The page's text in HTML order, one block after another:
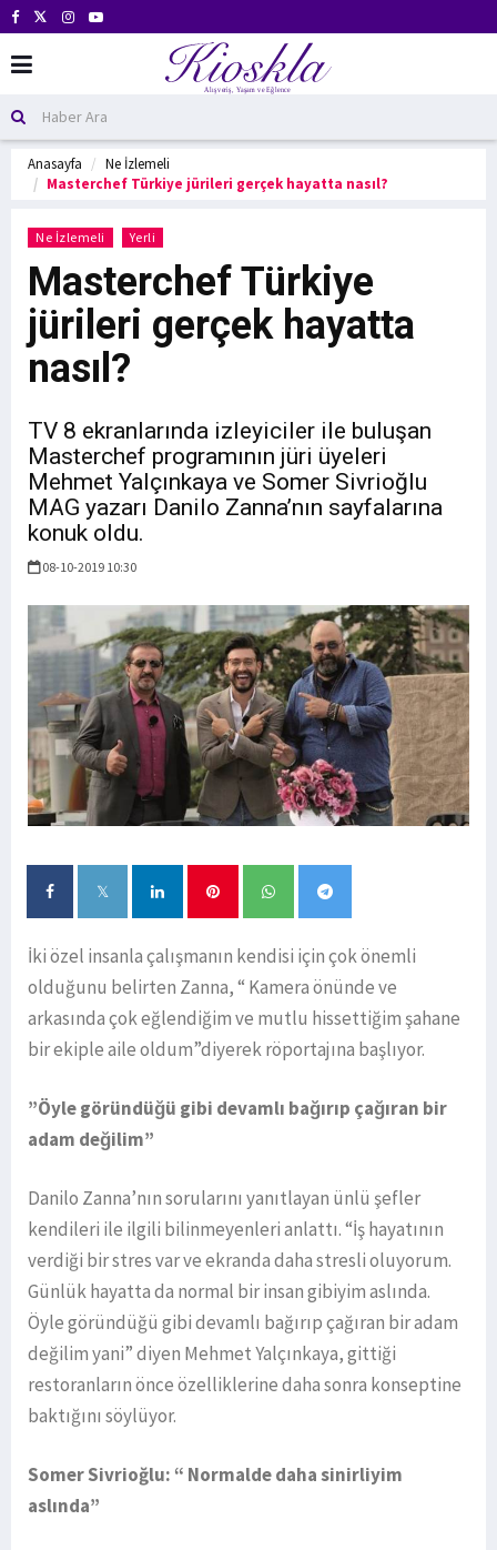
Anasayfa
Ne İzlemeli
Masterchef Türkiye jürileri gerçek hayatta nasıl?
Ne İzlemeli Yerli
Masterchef Türkiye
jürileri gerçek hayatta
nasıl?
TV 8 ekranlarında izleyiciler ile buluşan
Masterchef programının jüri üyeleri
Mehmet Yalçınkaya ve Somer Sivrioğlu
MAG yazarı Danilo Zanna’nın sayfalarına
konuk oldu.
08-10-2019 10:30
İki özel insanla çalışmanın kendisi için çok önemli
olduğunu belirten Zanna, “ Kamera önünde ve
arkasında çok eğlendiğim ve mutlu hissettiğim şahane
bir ekiple aile oldum”diyerek röportajına başlıyor.
”Öyle göründüğü gibi devamlı bağırıp çağıran bir
adam değilim”
Danilo Zanna’nın sorularını yanıtlayan ünlü şefler
kendileri ile ilgili bilinmeyenleri anlattı. “İş hayatının
verdiği bir stres var ve ekranda daha stresli oluyorum.
Günlük hayatta da normal bir insan gibiyim aslında.
Öyle göründüğü gibi devamlı bağırıp çağıran bir adam
değilim yani” diyen Mehmet Yalçınkaya, gittiği
restoranların önce özelliklerine daha sonra konseptine
baktığını söylüyor.
Somer Sivrioğlu: “ Normalde daha sinirliyim
aslında”